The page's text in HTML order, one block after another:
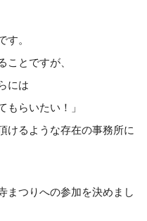
す。
ことですが、
には
もらいたい！」
けるような存在の事務所に
まつりへの参加を決めまし